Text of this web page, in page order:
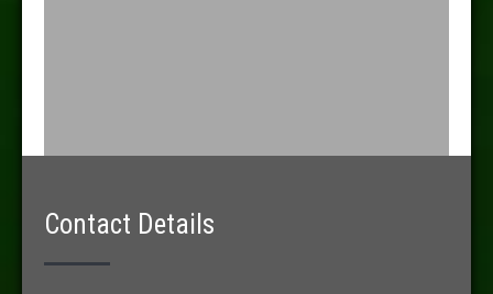
Contact Details